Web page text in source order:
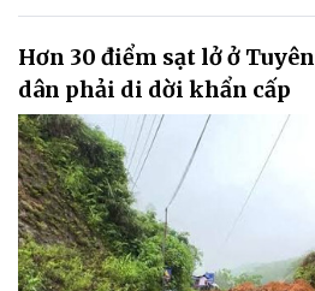
Hơn 30 điểm sạt lở ở
dân phải di dời khẩn cấp